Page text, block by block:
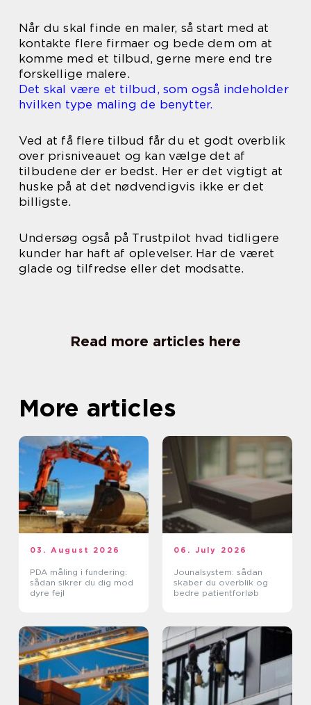
Når du skal finde en maler, så start med at
kontakte flere firmaer og bede dem om at
komme med et tilbud, gerne mere end tre
forskellige malere.
Det skal være et tilbud, som også indeholder
hvilken type maling de benytter.
Ved at få flere tilbud får du et godt overblik
over prisniveauet og kan vælge det af
tilbudene der er bedst. Her er det vigtigt at
huske på at det nødvendigvis ikke er det
billigste.
Undersøg også på Trustpilot hvad tidligere
kunder har haft af oplevelser. Har de været
glade og tilfredse eller det modsatte.
Read more articles here
More articles
03. August 2026
PDA måling i fundering:
sådan sikrer du dig mod
dyre fejl
06. July 2026
Jounalsystem: sådan
skaber du overblik og
bedre patientforløb